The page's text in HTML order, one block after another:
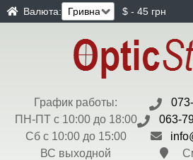
Валюта: $ - 45 грн
График работы:
ПН-ПТ с 10:00 до 18:00
Сб с 10:00 до 15:00
ВС выходной
063-